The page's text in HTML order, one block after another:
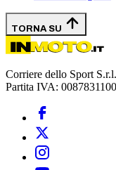
TORNA SU
Corriere dello Sport
Partita IVA: